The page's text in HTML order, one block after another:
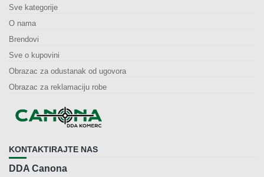
Sve kategorije
O nama
Brendovi
Sve o kupovini
Obrazac za odustanak od ugovora
Obrazac za reklamaciju robe
KONTAKTIRAJTE NAS
DDA Canona